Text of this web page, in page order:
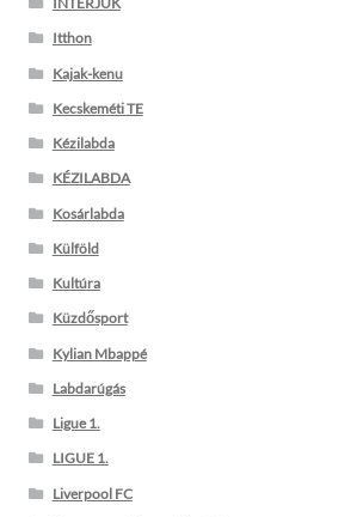
Itthon
Kajak-kenu
Kecskeméti TE
Kézilabda
KÉZILABDA
Kosárlabda
Külföld
Kultúra
Küzdősport
Kylian Mbappé
Labdarúgás
Ligue 1.
LIGUE 1.
Liverpool FC